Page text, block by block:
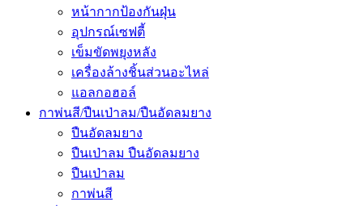
หน้ากากป้องกันฝุ่น
อุปกรณ์เซฟตี้
เข็มขัดพยุงหลัง
เครื่องล้างชิ้นส่วนอะไหล่
แอลกอฮอล์
กาพ่นสี/ปืนเป่าลม/ปืนอัดลมยาง
ปืนอัดลมยาง
ปืนเป่าลม ปืนอัดลมยาง
ปืนเป่าลม
กาพ่นสี